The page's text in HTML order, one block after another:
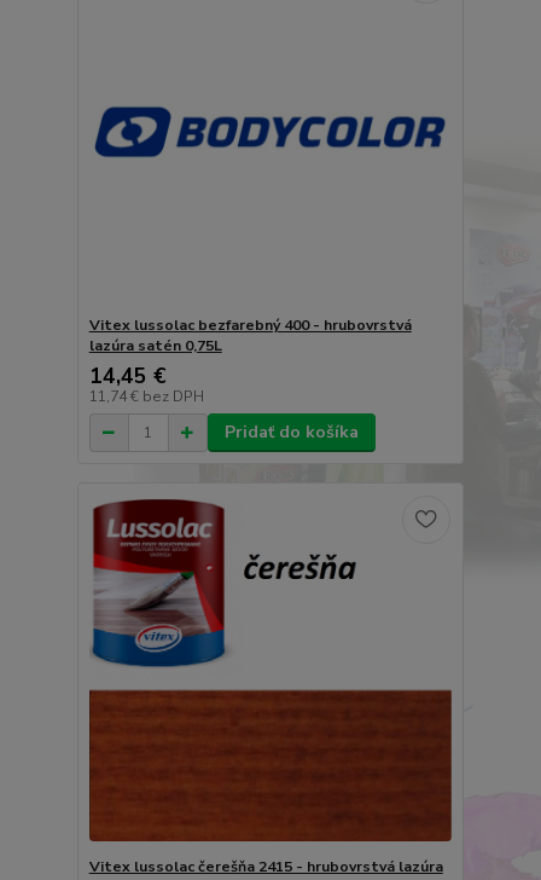
Vitex lussolac bezfarebný 400 - hrubovrstvá
lazúra satén 0,75L
14,45 €
11,74 € bez DPH
Pridať do košíka
Vitex lussolac čerešňa 2415 - hrubovrstvá lazúra